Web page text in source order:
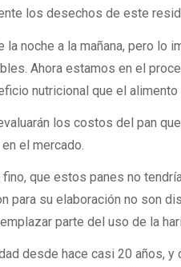
los desechos de este
la noche a la mañana, pero lo
Ahora estamos en el
nutricional que el alimento
los costos del pan
el mercado.
fino, que estos panes no
para su elaboración no son
parte del uso de la
desde hace casi 20 años,